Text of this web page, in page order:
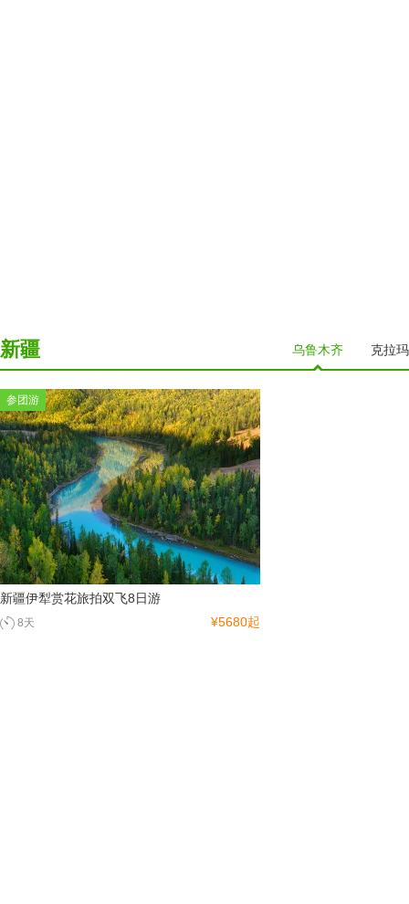
新疆 乌鲁木齐 克拉
参团游
新疆伊犁赏花旅拍双飞8日游
¥5680起
8天